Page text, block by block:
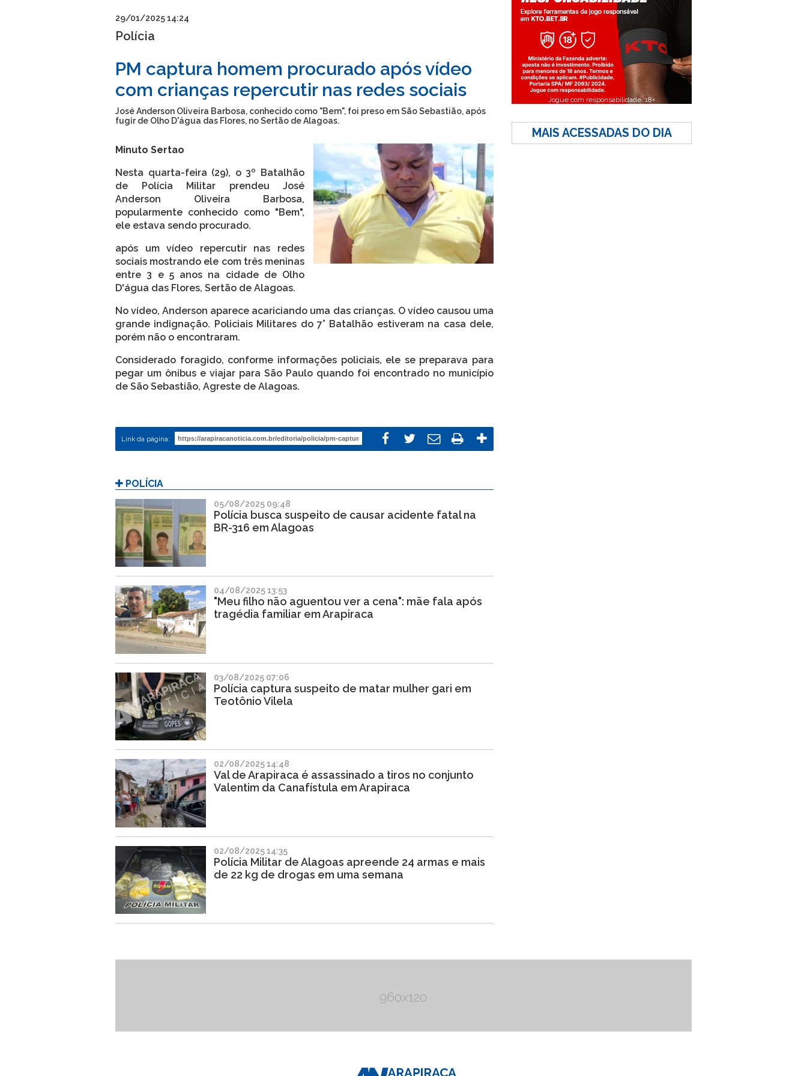
29/01/2025 14:24
Polícia
PM captura homem procurado após vídeo
com crianças repercutir nas redes sociais
José Anderson Oliveira Barbosa, conhecido como "Bem", foi preso em São Sebastião, após
fugir de Olho D'água das Flores, no Sertão de Alagoas.
Minuto Sertao
Nesta quarta-feira (29), o 3º Batalhão
de Polícia Militar prendeu José
Anderson Oliveira Barbosa,
popularmente conhecido como "Bem",
ele estava sendo procurado.
após um vídeo repercutir nas redes
sociais mostrando ele com três meninas
entre 3 e 5 anos na cidade de Olho
D'água das Flores, Sertão de Alagoas.
No vídeo, Anderson aparece acariciando uma das crianças. O vídeo causou uma
grande indignação. Policiais Militares do 7° Batalhão estiveram na casa dele,
porém não o encontraram.
Considerado foragido, conforme informações policiais, ele se preparava para
pegar um ônibus e viajar para São Paulo quando foi encontrado no município
de São Sebastião, Agreste de Alagoas.
Link da página:
POLÍCIA
05/08/2025 09:48
Polícia busca suspeito de causar acidente fatal na
BR-316 em Alagoas
04/08/2025 13:53
"Meu filho não aguentou ver a cena": mãe fala após
tragédia familiar em Arapiraca
03/08/2025 07:06
Polícia captura suspeito de matar mulher gari em
Teotônio Vilela
02/08/2025 14:48
Val de Arapiraca é assassinado a tiros no conjunto
Valentim da Canafístula em Arapiraca
02/08/2025 14:35
Polícia Militar de Alagoas apreende 24 armas e mais
de 22 kg de drogas em uma semana
Jogue com responsabilidade. 18+
MAIS ACESSADAS DO DIA